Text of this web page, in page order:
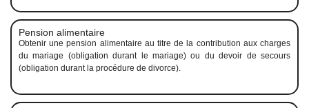
Pension alimentaire
Obtenir une pension alimentaire au titre de la contribution aux charges
du mariage (obligation durant le mariage) ou du devoir de secours
(obligation durant la procédure de divorce).